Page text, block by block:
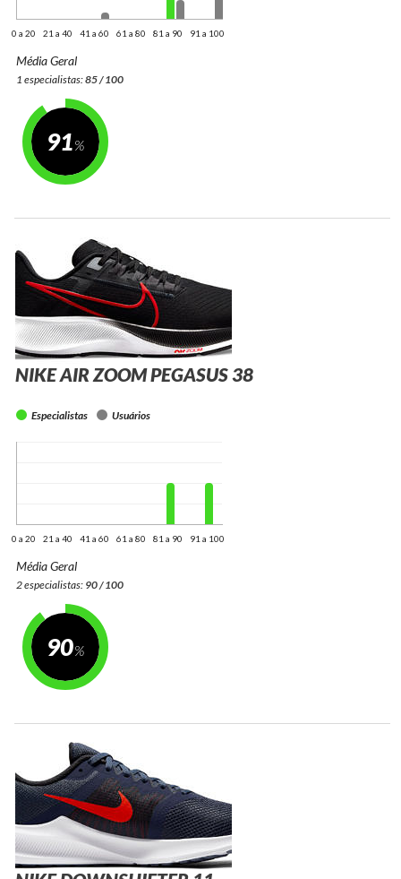
0 a 20 21 a 40 41 a 60 61 a 80 81 a 90 91 a 100
Média Geral
1 especialistas:85 / 100
91
NIKE AIR ZOOM PEGASUS 38
Especialistas Usuários
0 a 20 21 a 40 41 a 60 61 a 80 81 a 90 91 a 100
Média Geral
2 especialistas: 90 / 100
90